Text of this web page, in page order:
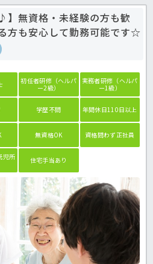
】無資格・未経験の方も歓
方も安心して勤務可能です☆
初任者研修（ヘルパ
ー2級）
実務者研修（ヘルパ
ー1級）
学歴不問 年間休日110日以上
無資格OK 資格問わず正社員
児所
住宅手当あり